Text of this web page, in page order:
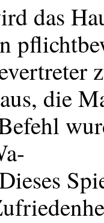
das
die